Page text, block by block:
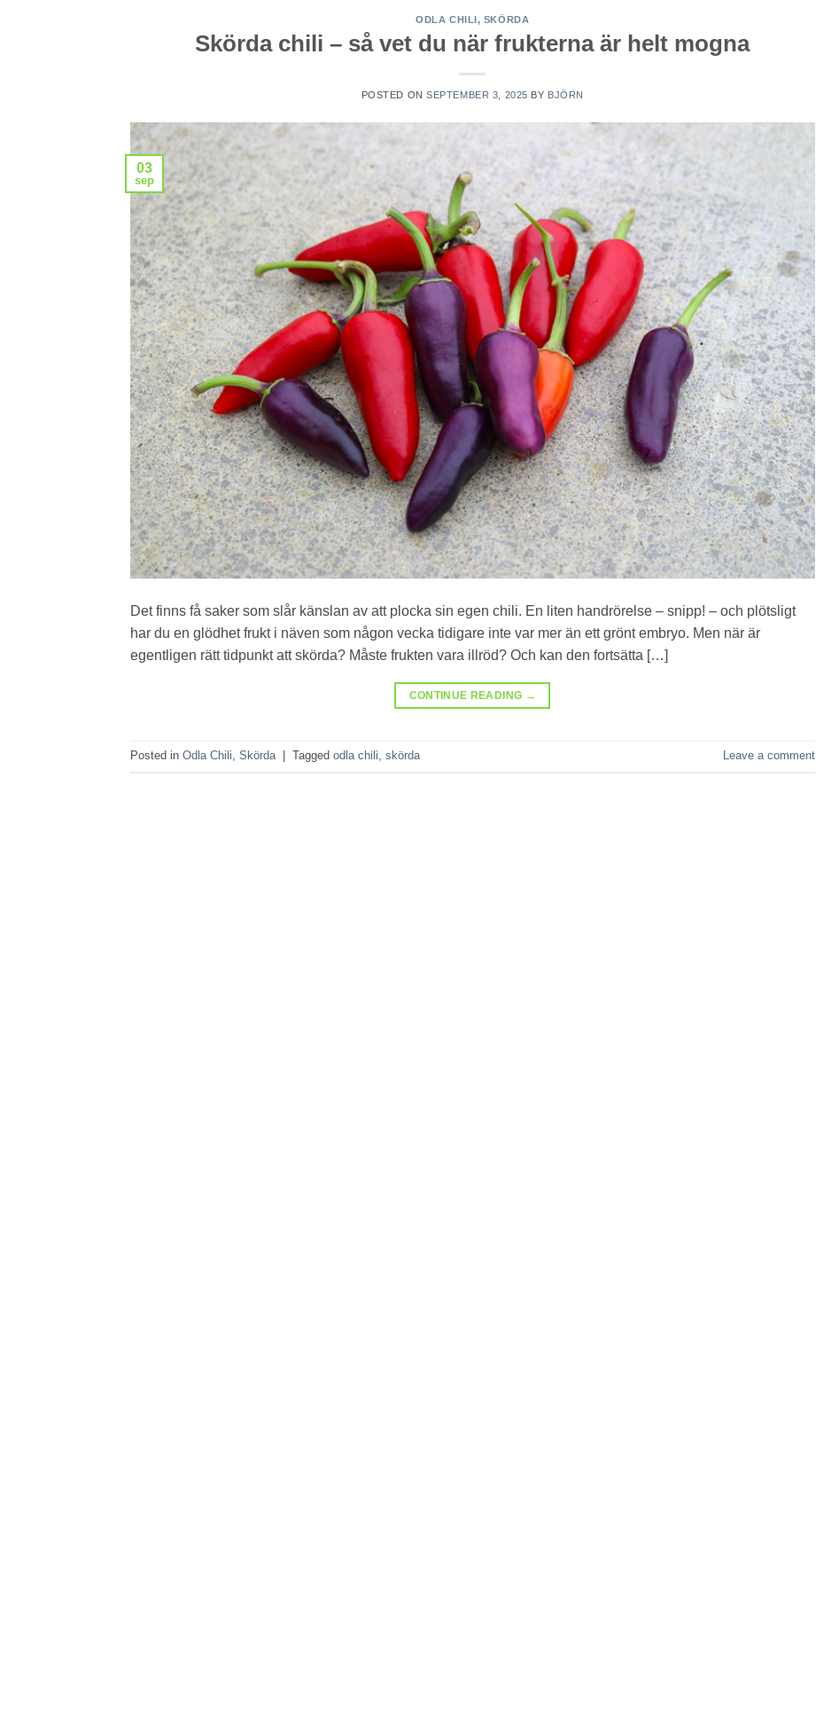
ODLA CHILI, SKÖRDA
Skörda chili – så vet du när frukterna är helt mogna
POSTED ONSEPTEMBER 3, 2025 BY BJÖRN
03
sep
Det finns få saker som slår känslan av att plocka sin egen chili. En liten handrörelse – snipp! – och plötsligt
har du en glödhet frukt i näven som någon vecka tidigare inte var mer än ett grönt embryo. Men när är
egentligen rätt tidpunkt att skörda? Måste frukten vara illröd? Och kan den fortsätta […]
CONTINUE READING →
Posted in Odla Chili, Skörda Tagged odla chili, skörda Leave a comment